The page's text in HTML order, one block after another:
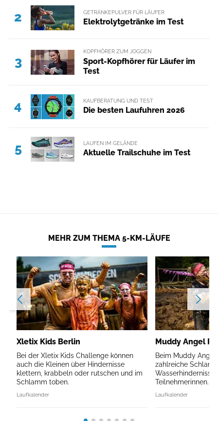
2 GETRÄNKEPULVER FÜR LÄUFER
Elektrolytgetränke im Test
3
KOPFHÖRER ZUM JOGGEN
Sport-Kopfhörer für Läufer im
Test
4 KAUFBERATUNG UND TEST
Die besten Laufuhren 2026
5 LAUFEN IM GELÄNDE
Aktuelle Trailschuhe im Test
MEHR ZUM THEMA 5-KM-LÄUFE
Xletix Kids Berlin
Bei der Xletix Kids Challenge können
auch die Kleinen über Hindernisse
klettern, krabbeln oder rutschen und im
Schlamm toben.
Laufkalender
Muddy Angel
Beim Muddy
zahlreiche
Wasserhindernisse
Teilnehmerinnen.
Laufkalender